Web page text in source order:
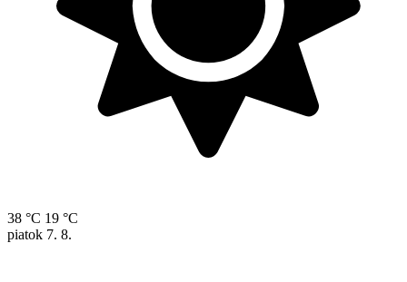
38 °C 19 °C
piatok 7. 8.